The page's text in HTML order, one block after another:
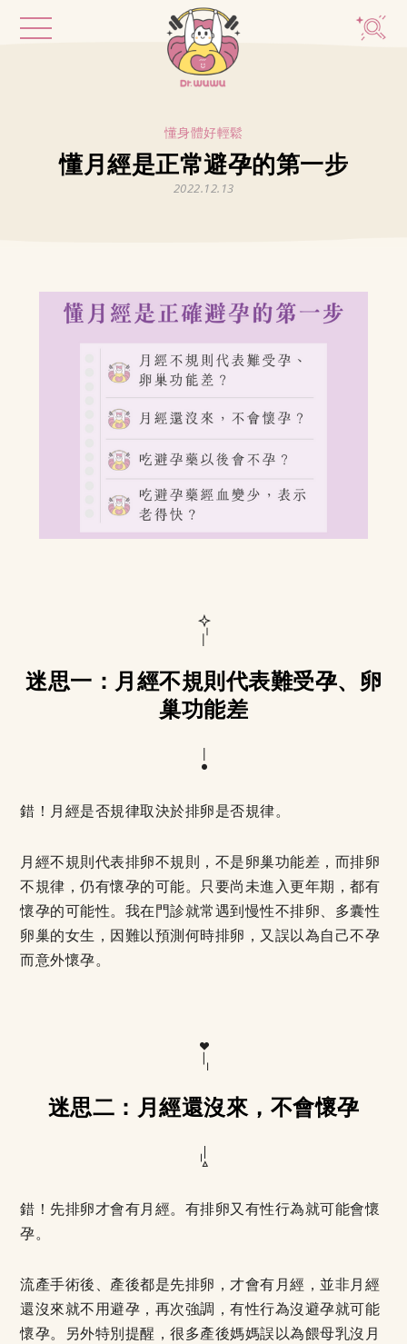
懂身體好輕鬆
懂月經是正常避孕的第一步
2022.12.13
迷思一：月經不規則代表難受孕、卵
巢功能差
錯！月經是否規律取決於排卵是否規律。
月經不規則代表排卵不規則，不是卵巢功能差，而排卵
不規律，仍有懷孕的可能。只要尚未進入更年期，都有
懷孕的可能性。我在門診就常遇到慢性不排卵、多囊性
卵巢的女生，因難以預測何時排卵，又誤以為自己不孕
而意外懷孕。
迷思二：月經還沒來，不會懷孕
錯！先排卵才會有月經。有排卵又有性行為就可能會懷
孕。
流產手術後、產後都是先排卵，才會有月經，並非月經
還沒來就不用避孕，再次強調，有性行為沒避孕就可能
懷孕。另外特別提醒，很多產後媽媽誤以為餵母乳沒月